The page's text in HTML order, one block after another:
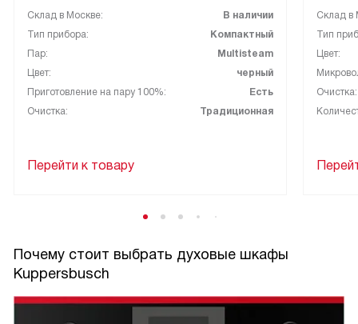
Склад в Москве:
В наличии
Тип прибора:
Компактный
Пар:
Multisteam
Цвет:
черный
Приготовление на пару 100%:
Есть
Очистка:
Традиционная
Перейти к товару
Склад в
Тип
Цвет:
Очистка:
Почему стоит выбрать духовые шкафы
Kuppersbusch